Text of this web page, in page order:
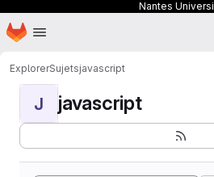
Nantes
Passer au contenu principal
Page d'accueil
ExplorerSujetsjavascript
J javascript